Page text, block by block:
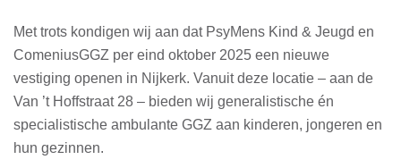
Met trots kondigen wij aan dat PsyMens Kind & Jeugd en
ComeniusGGZ per eind oktober 2025 een nieuwe
vestiging openen in Nijkerk. Vanuit deze locatie – aan de
Van ’t Hoffstraat 28 – bieden wij generalistische én
specialistische ambulante GGZ aan kinderen, jongeren en
hun gezinnen.